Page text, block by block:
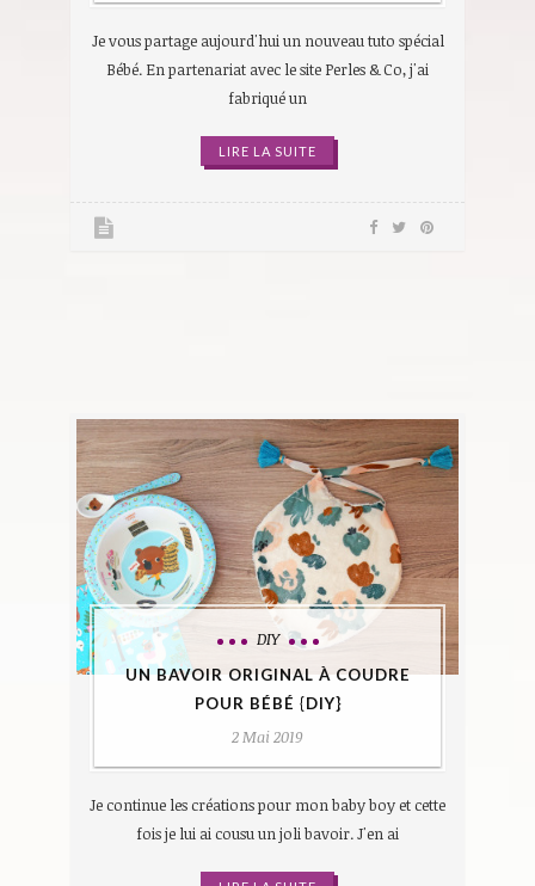
Je vous partage aujourd'hui un nouveau tuto spécial
Bébé. En partenariat avec le site Perles & Co, j'ai
fabriqué un
LIRE LA SUITE
DIY
UN BAVOIR ORIGINAL À COUDRE
POUR BÉBÉ {DIY}
2 Mai 2019
Je continue les créations pour mon baby boy et cette
fois je lui ai cousu un joli bavoir. J'en ai